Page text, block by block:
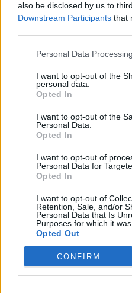
also be disclosed by us to
Downstream Participants that
Personal Data
I want to opt-out of the
personal data.
Opted In
I want to opt-out of the
Personal Data.
Opted In
I want to opt-out of
Personal Data for
Opted In
I want to opt-out of
Retention, Sale, and/or
Personal Data that Is
Purposes for which it was
Opted Out
CONFIRM
„Rytą“ papildė vilniečius
Eglė Šventoraitė – apie
rinktinę, legionierės
drebėjimą ir didžiausią
svajonę